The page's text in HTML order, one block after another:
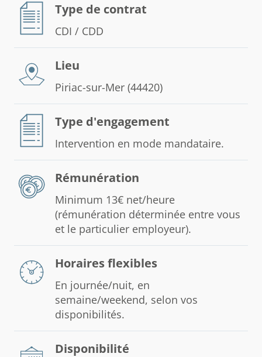
Type de contrat
CDI / CDD
Lieu
Piriac-sur-Mer (44420)
Type d'engagement
Intervention en mode mandataire.
Rémunération
Minimum 13€ net/heure
(rémunération déterminée entre vous
et le particulier employeur).
Horaires flexibles
En journée/nuit, en
semaine/weekend, selon vos
disponibilités.
Disponibilité